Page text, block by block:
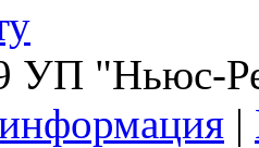
УП "Ньюс-
|